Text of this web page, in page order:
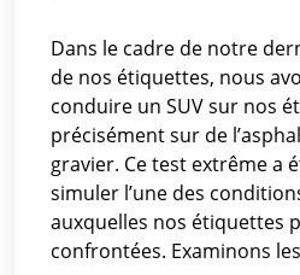
Dans le cadre de notre
de nos étiquettes, nous
conduire un SUV sur nos
précisément sur de
gravier. Ce test extrême a
simuler l’une des
auxquelles nos étiquettes
confrontées. Examinons